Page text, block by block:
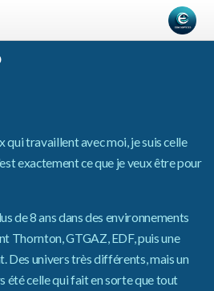
qui travaillent avec moi, je suis celle
exactement ce que je veux être pour
de 8 ans dans des environnements
Thornton, GTGAZ, EDF, puis une
Des univers très différents, mais un
été celle qui fait en sorte que tout